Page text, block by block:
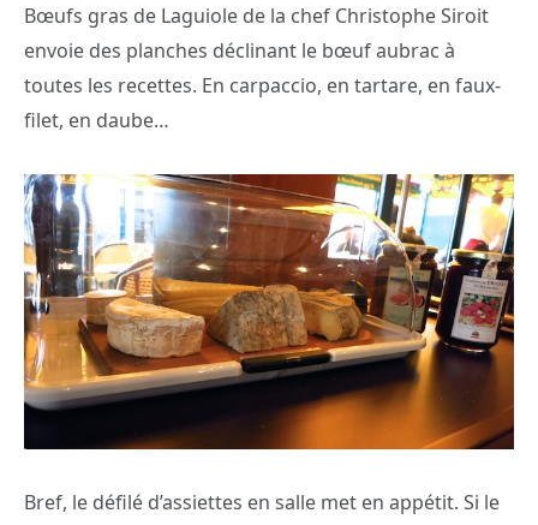
Bœufs gras de Laguiole de la chef Christophe Siroit
envoie des planches déclinant le bœuf aubrac à
toutes les recettes. En carpaccio, en tartare, en faux-
filet, en daube…
Bref, le défilé d’assiettes en salle met en appétit. Si le